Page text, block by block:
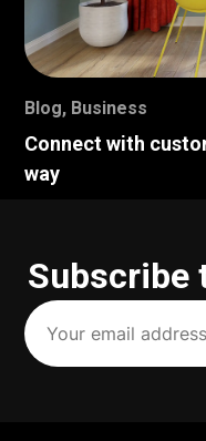
Blog, Business
Connect with
way
Subscribe
Your
email
address
(Required)